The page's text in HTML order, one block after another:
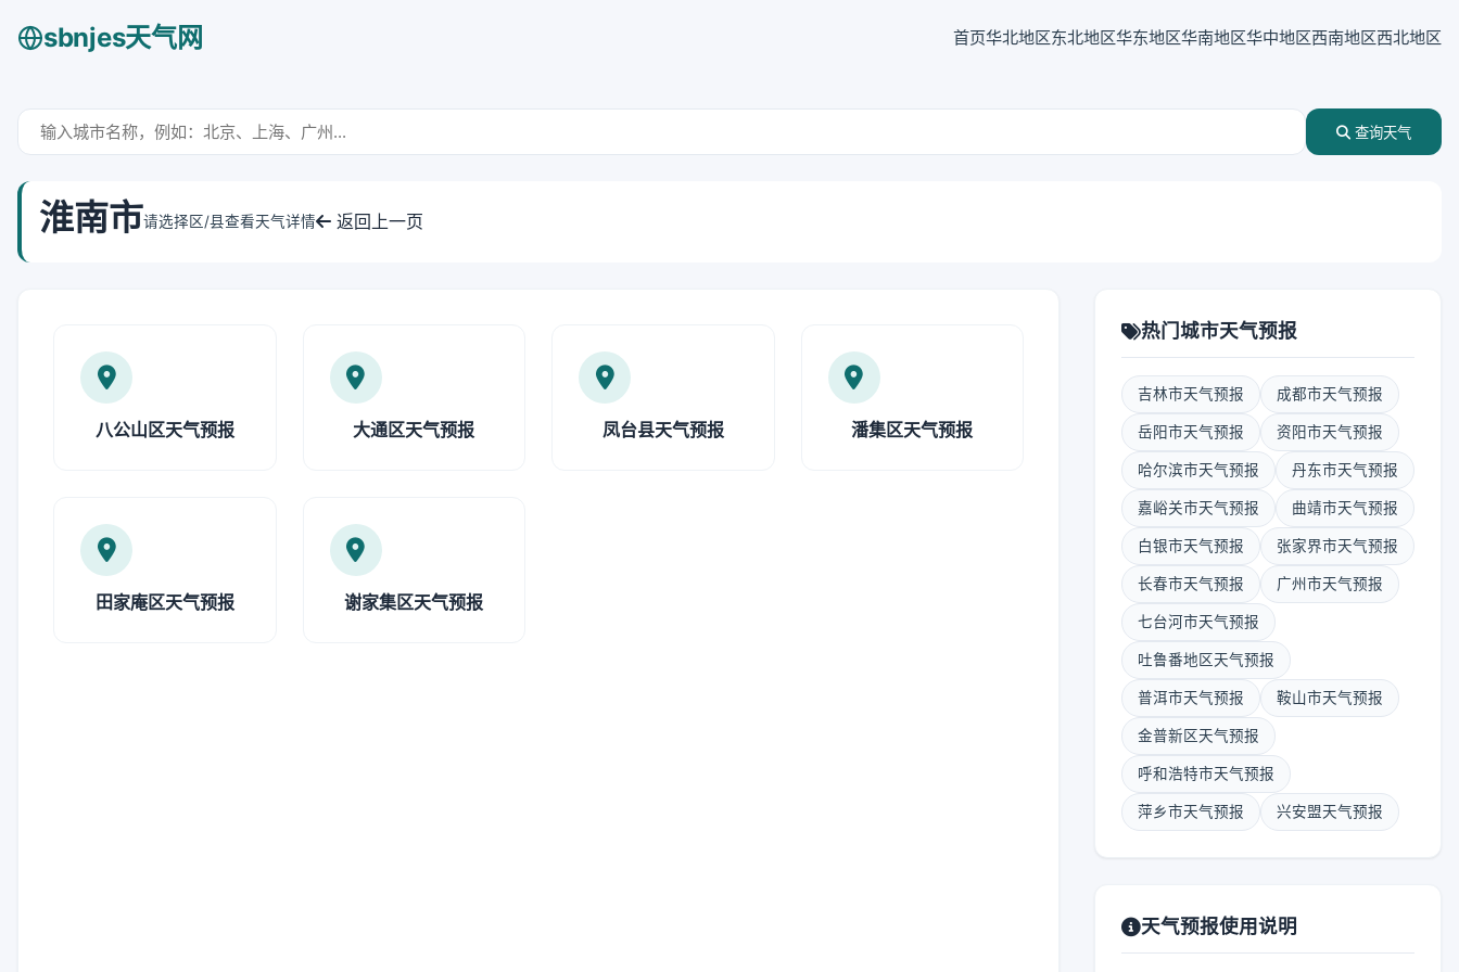
sbnjes天气网 首页华北地区东北地区华东地区华南地区华中地区西南地区西北地区
查询天气
淮南市请选择区/县查看天气详情 返回上一页
八公山区天气预报 大通区天气预报 凤台县天气预报 潘集区天气预报
田家庵区天气预报 谢家集区天气预报
热门城市天气预报
吉林市天气预报 成都市天气预报
岳阳市天气预报 资阳市天气预报
哈尔滨市天气预报 丹东市天气预报
嘉峪关市天气预报 曲靖市天气预报
白银市天气预报 张家界市天气预报
长春市天气预报 广州市天气预报
七台河市天气预报
吐鲁番地区天气预报
普洱市天气预报 鞍山市天气预报
金普新区天气预报
呼和浩特市天气预报
萍乡市天气预报 兴安盟天气预报
天气预报使用说明